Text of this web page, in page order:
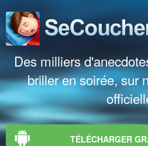
Des milliers
briller en soirée, sur
TÉLÉCHARGER